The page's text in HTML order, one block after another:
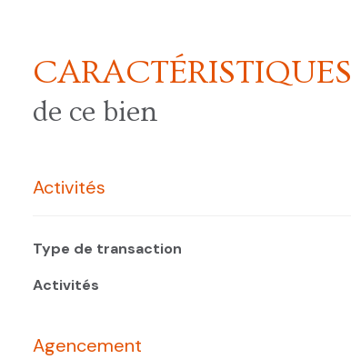
CARACTÉRISTIQUES
de ce bien
Activités
Type de transaction
Activités
Agencement